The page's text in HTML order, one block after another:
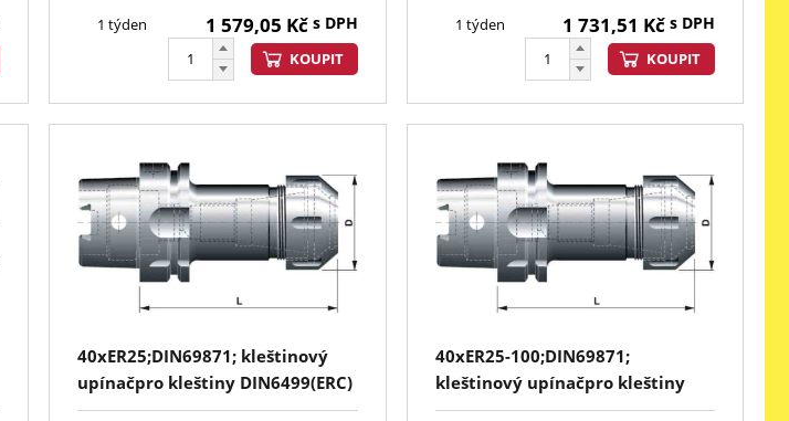
1 týden 1 579,05 Kč s DPH
KOUPIT
1 týden 1 731,51 Kč s DPH
KOUPIT
40xER25;DIN69871; kleštinový
upínačpro kleštiny DIN6499(ERC)
40xER25-100;DIN69871;
kleštinový upínačpro kleštiny
DIN6499(ERC)